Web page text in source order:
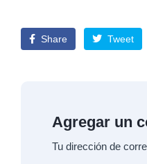
Share Tweet
Agregar un
Tu dirección de